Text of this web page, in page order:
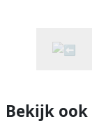
Bekijk ook